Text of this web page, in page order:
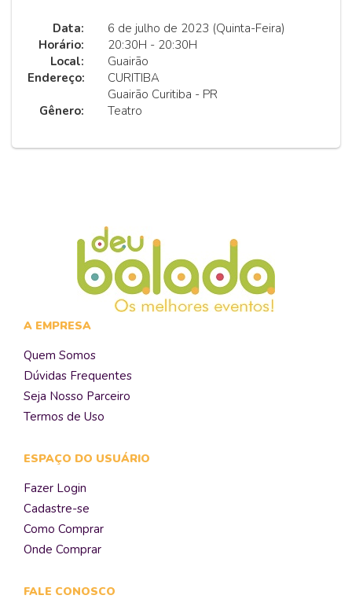
Data:
6 de julho de 2023 (Quinta-Feira)
Horário:
20:30H - 20:30H
Local:
Guairão
Endereço:
CURITIBA
Guairão Curitiba - PR
Gênero:
Teatro
A EMPRESA
Quem Somos
Dúvidas Frequentes
Seja Nosso Parceiro
Termos de Uso
ESPAÇO DO USUÁRIO
Fazer Login
Cadastre-se
Como Comprar
Onde Comprar
FALE CONOSCO